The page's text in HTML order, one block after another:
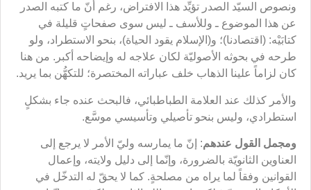
ونصوص السيّد الصدر تؤيِّد هذا الافتراض، رغم أنّ ما كتبه الصدر
عن هذا الموضوع ـ وللأسف ـ ليس سوى صفحاتٍ قليلة في
كتابَيْه: (اقتصادنا)؛ و(الإسلام يقود الحياة)، بنحو الاستطراد، ولو
طرحه في بحوثه الأصوليّة لكان علاجه له وإيضاحه أكبر. من هنا
كان لزاماً علينا الذهاب خلف عباراته المختصرة؛ للتكهُّن بما يريد.
والأمر كذلك عند العلامة الطباطبائي، فالبحث عنده جاء بشكلٍ
استطرادي، وليس بنحو تأصيلي وتأسيسي موسَّع.
ومجمل القول عندهم: إنّ ما يمارسه وليّ الأمر لا يرجع إلى
العناوين الثانويّة بالضرورة، وإنّما إلى دليل ولايته، وإعمال
القوانين وفقاً لما يراه من مصلحةٍ. كما لا يحقّ له التدخّل في